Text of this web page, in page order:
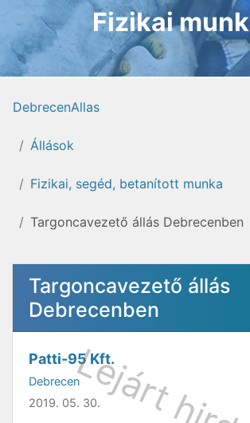
Fizikai
DebrecenAllas
Állások
Fizikai, segéd, betanított munka
Targoncavezető állás Debrecenben
Targoncavezető állás
Debrecenben
Patti-95 Kft.
Debrecen
2019. 05. 30.